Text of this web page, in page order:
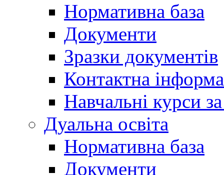
Нормативна база
Документи
Зразки документів
Контактна
Навчальні курси
Дуальна освіта
Нормативна база
Документи